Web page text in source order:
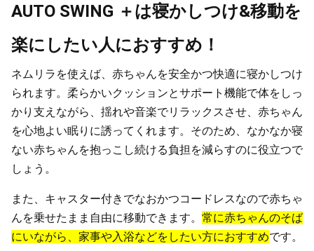
AUTO SWING ＋は寝かしつけ&移動を
楽にしたい人におすすめ！
ネムリラを使えば、赤ちゃんを安全かつ快適に寝かしつけ
られます。柔らかいクッションとサポート機能で体をしっ
かり支えながら、揺れや音楽でリラックスさせ、赤ちゃん
を心地よい眠りに誘ってくれます。そのため、なかなか寝
ない赤ちゃんを抱っこし続ける負担を減らすのに役立つで
しょう。
また、キャスター付きでなおかつコードレスなので赤ちゃ
んを乗せたまま自由に移動できます。 常に赤ちゃんのそば
にいながら、家事や入浴などをしたい方におすすめです。